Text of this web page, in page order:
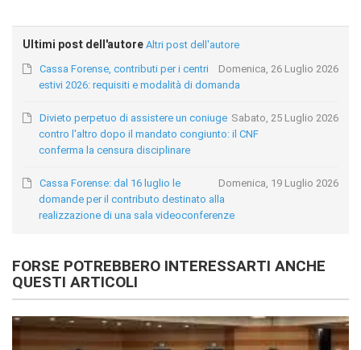
Ultimi post dell'autore Altri post dell'autore
Domenica, 26 Luglio 2026
Cassa Forense, contributi per i centri
estivi 2026: requisiti e modalità di domanda
Sabato, 25 Luglio 2026
Divieto perpetuo di assistere un coniuge
contro l'altro dopo il mandato congiunto: il CNF
conferma la censura disciplinare
Domenica, 19 Luglio 2026
Cassa Forense: dal 16 luglio le
domande per il contributo destinato alla
realizzazione di una sala videoconferenze
FORSE POTREBBERO INTERESSARTI ANCHE
QUESTI ARTICOLI